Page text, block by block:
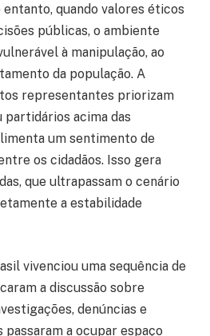
quando valores éticos
públicas, o ambiente
à manipulação, ao
da população. A
representantes priorizam
partidários acima das
um sentimento de
os cidadãos. Isso gera
que ultrapassam o cenário
a estabilidade
vivenciou uma sequência de
a discussão sobre
denúncias e
a ocupar espaço